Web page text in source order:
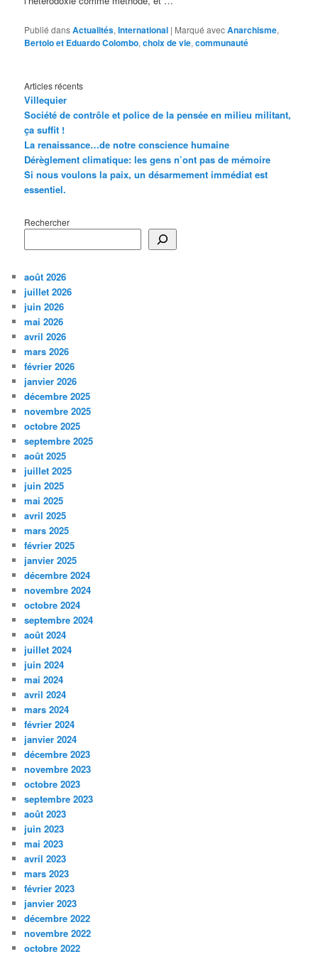
Publié dansActualités,International | Marqué avecAnarchisme,
Bertolo et Eduardo Colombo,choix de vie,communauté
Articles récents
Villequier
Société de contrôle et police de la pensée en milieu militant,
ça suffit !
La renaissance…de notre conscience humaine
Dérèglement climatique: les gens n’ont pas de mémoire
Si nous voulons la paix, un désarmement immédiat est
essentiel.
Rechercher
août 2026
juillet 2026
juin 2026
mai 2026
avril 2026
mars 2026
février 2026
janvier 2026
décembre 2025
novembre 2025
octobre 2025
septembre 2025
août 2025
juillet 2025
juin 2025
mai 2025
avril 2025
mars 2025
février 2025
janvier 2025
décembre 2024
novembre 2024
octobre 2024
septembre 2024
août 2024
juillet 2024
juin 2024
mai 2024
avril 2024
mars 2024
février 2024
janvier 2024
décembre 2023
novembre 2023
octobre 2023
septembre 2023
août 2023
juin 2023
mai 2023
avril 2023
mars 2023
février 2023
janvier 2023
décembre 2022
novembre 2022
octobre 2022